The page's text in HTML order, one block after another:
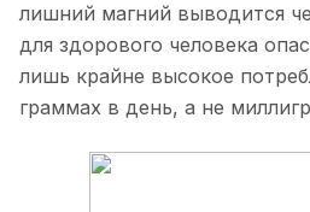
лишний магний выводится
для здорового человека
лишь крайне высокое
граммах в день, а не